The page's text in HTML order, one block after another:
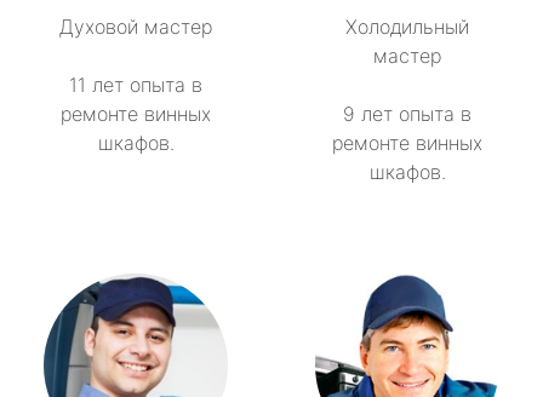
Духовой мастер
11 лет опыта в
ремонте винных
шкафов.
Холодильный
мастер
9 лет опыта в
ремонте винных
шкафов.